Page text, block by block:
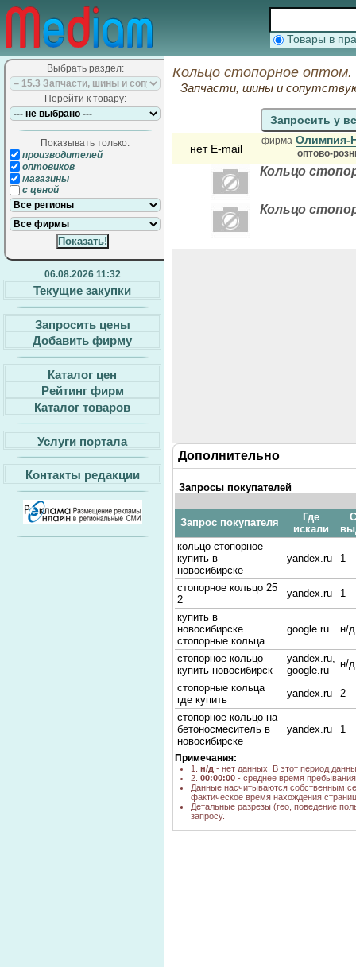
Товары в
Выбрать раздел:
Перейти к товару:
Показывать только:
производителей
оптовиков
магазины
с ценой
06.08.2026 11:32
Текущие закупки
Запросить цены
Добавить фирму
Каталог цен
Рейтинг фирм
Каталог товаров
Услуги портала
Контакты редакции
Кольцо стопорное
Запчасти, шины и
Запросить у
нет E-mail
фирма Олимпия-
оптово-
Кольцо
Кольцо
Дополнительно
Запросы покупателей
Запрос покупателя
Где
искали
кольцо стопорное
купить в
новосибирске
yandex.ru 1
стопорное кольцо 25
2
yandex.ru
1
купить в
новосибирске
стопорные кольца
google.ru н/д
стопорное кольцо
купить новосибирск
yandex.ru,
google.ru
н/д
стопорные кольца
где купить
yandex.ru
2
стопорное кольцо на
бетоносмеситель в
новосибирске
yandex.ru 1
кольцо стопорное Б
60 наружное. цена
yandex.ru
2
стопорное кольцо на
42мм
yandex.ru
2
стопорное кольцо на
вал 25 мм
yandex.ru 1
Примечания:
1. н/д - нет данных. В этот период
2. 00:00:00 - среднее время
Данные насчитываются собственным
фактическое время нахождения
Детальные разрезы (гео, поведение
запросу.